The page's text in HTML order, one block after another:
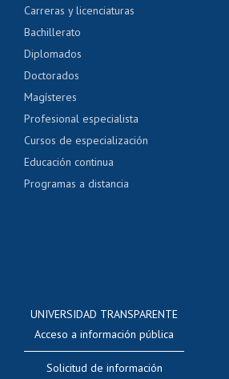
Carreras y licenciaturas
Bachillerato
Diplomados
Doctorados
Magísteres
Profesional especialista
Cursos de especialización
Educación continua
Programas a distancia
UNIVERSIDAD TRANSPARENTE
Acceso a información pública
Solicitud de información